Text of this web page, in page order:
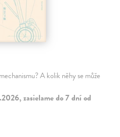
A kolik něhy se může
zasielame do 7 dní od